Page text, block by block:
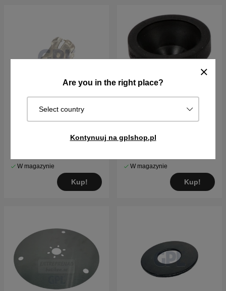
Are you in the right place?
Select country
Kontynuuj na gplshop.pl
W magazynie
Kup!
W magazynie
Kup!